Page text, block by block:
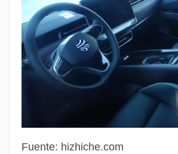
Fuente: hizhiche.com